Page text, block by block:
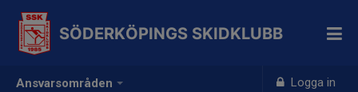
Ansvarsområden Logga in
SÖDERKÖPINGS SKIDKLUBB